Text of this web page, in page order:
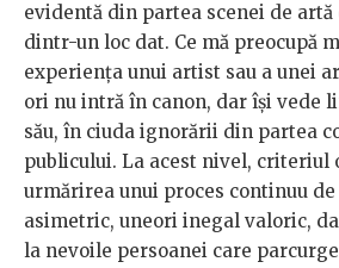
evidentă din partea scenei de
dintr-un loc dat. Ce mă preocupă
experiența unui artist sau a unei
ori nu intră în canon, dar își vede
său, în ciuda ignorării din partea
publicului. La acest nivel, criteriul
urmărirea unui proces continuu
asimetric, uneori inegal valoric,
la nevoile persoanei care